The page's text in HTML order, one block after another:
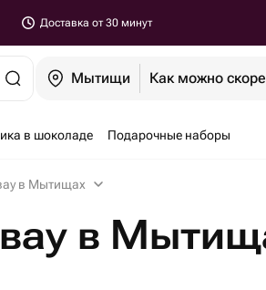
Доставка от 30 минут
Мытищи Как можно
в шоколаде Подарочные наборы
в Мытищах
в